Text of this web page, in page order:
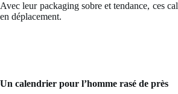
Avec leur packaging sobre et tendance, ces
en déplacement.
Un calendrier pour l’homme rasé de près